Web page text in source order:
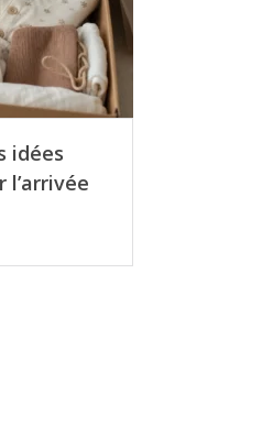
idées
l’arrivée